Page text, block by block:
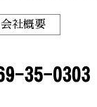
会社概要